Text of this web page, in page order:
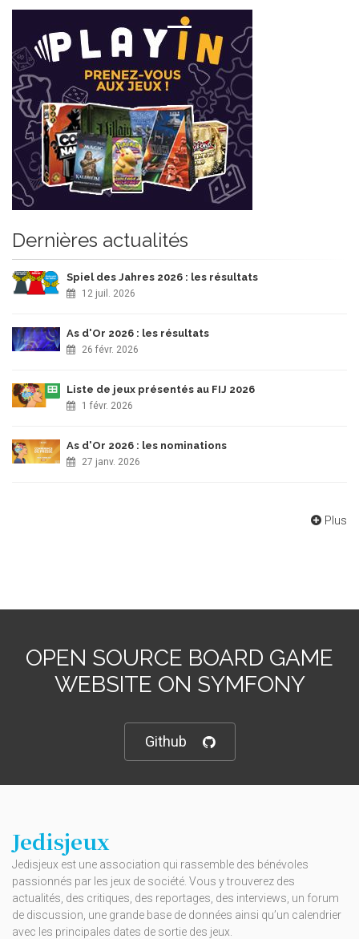
Dernières actualités
Spiel des Jahres 2026 : les résultats
12 juil. 2026
As d'Or 2026 : les résultats
26 févr. 2026
Liste de jeux présentés au FIJ 2026
1 févr. 2026
As d'Or 2026 : les nominations
27 janv. 2026
Plus
OPEN SOURCE BOARD GAME
WEBSITE ON SYMFONY
Github
Jedisjeux
Jedisjeux est une association qui rassemble des bénévoles
passionnés par les jeux de société. Vous y trouverez des
actualités, des critiques, des reportages, des interviews, un forum
de discussion, une grande base de données ainsi qu’un calendrier
avec les principales dates de sortie des jeux.